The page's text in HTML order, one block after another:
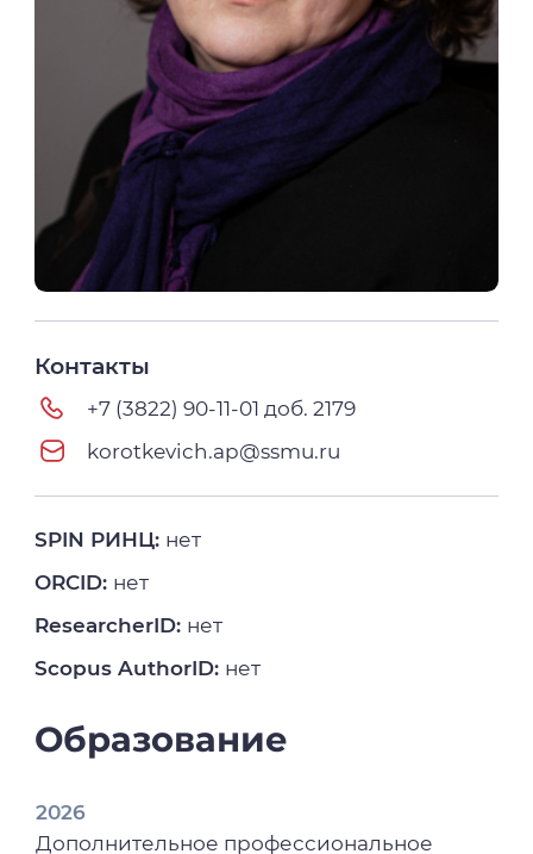
Контакты
+7 (3822) 90-11-01 доб. 2179
korotkevich.ap@ssmu.ru
SPIN РИНЦ: нет
ORCID: нет
ResearcherID: нет
Scopus AuthorID: нет
Образование
2026
Дополнительное профессиональное